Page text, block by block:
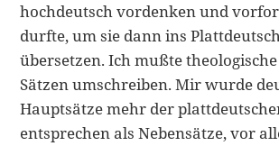
hochdeutsch vordenken und
durfte, um sie dann ins
übersetzen. Ich mußte
Sätzen umschreiben. Mir wurde
Hauptsätze mehr der
entsprechen als Nebensätze, vor